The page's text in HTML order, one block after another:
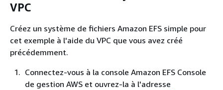
VPC
Créez un système de fichiers Amazon EFS simple pour
cet exemple à l'aide du VPC que vous avez créé
précédemment.
Connectez-vous à la console Amazon EFS Console
de gestion AWS et ouvrez-la à l'adresse